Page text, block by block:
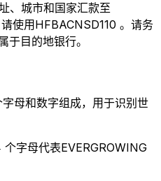
、城市和国家汇款至
使用HFBACNSD110 。请务
目的地银行。
母和数字组成，用于识别世
个字母代表EVERGROWING